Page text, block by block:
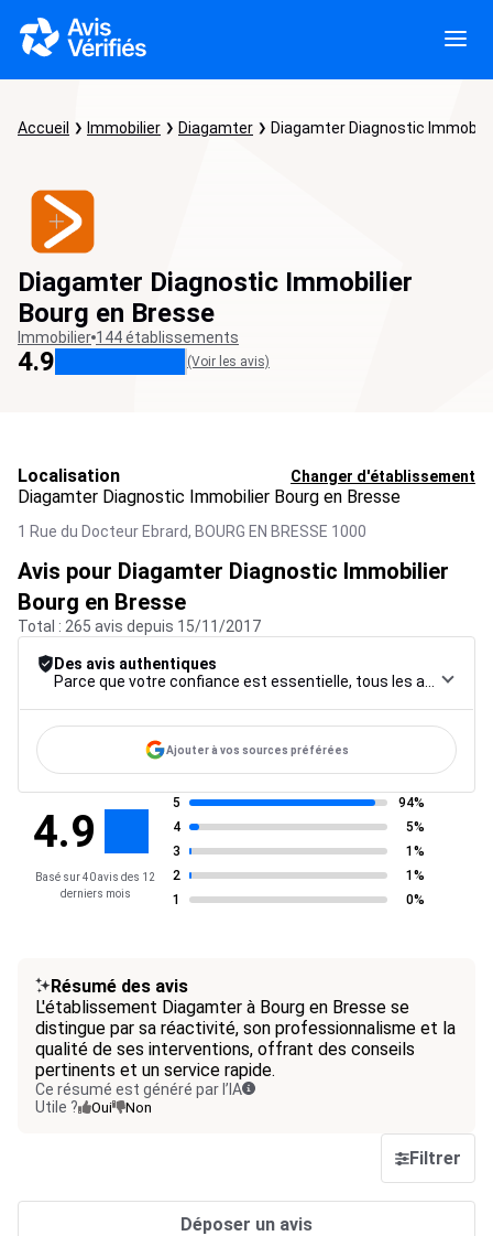
Accueil Immobilier Diagamter Diagamter Diagnostic
Diagamter Diagnostic Immobilier
Bourg en Bresse
Immobilier 144 établissements
4.9 (Voir les avis)
Localisation Changer d'établissement
Diagamter Diagnostic Immobilier Bourg en Bresse
1 Rue du Docteur Ebrard, BOURG EN BRESSE 1000
Avis pour Diagamter Diagnostic Immobilier
Bourg en Bresse
Total : 265 avis depuis 15/11/2017
Des avis authentiques
Ajouter à vos sources préférées
4.9
Basé sur 40 avis des 12
derniers mois
5
94%
4
5%
3
1%
2
1%
1
0%
Résumé des avis
L'établissement Diagamter à Bourg en Bresse se
distingue par sa réactivité, son professionnalisme et la
qualité de ses interventions, offrant des conseils
pertinents et un service rapide.
Ce résumé est généré par l’IA
Utile ?
Oui Non
Filtrer
Déposer un avis